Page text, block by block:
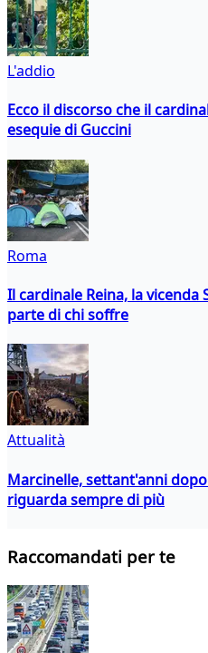
L'addio
Ecco il discorso che il
esequie di Guccini
Roma
Il cardinale Reina, la vicenda
parte di chi soffre
Attualità
Marcinelle, settant'anni
riguarda sempre di più
Raccomandati per te